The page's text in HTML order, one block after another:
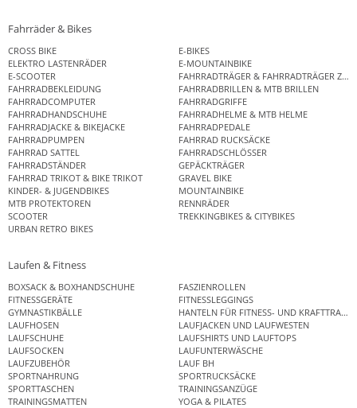
Fahrräder & Bikes
CROSS BIKE
E-BIKES
ELEKTRO LASTENRÄDER
E-MOUNTAINBIKE
E-SCOOTER
FAHRRADTRÄGER & FAHRRADTRÄGER
FAHRRADBEKLEIDUNG
FAHRRADBRILLEN & MTB BRILLEN
FAHRRADCOMPUTER
FAHRRADGRIFFE
FAHRRADHANDSCHUHE
FAHRRADHELME & MTB HELME
FAHRRADJACKE & BIKEJACKE
FAHRRADPEDALE
FAHRRADPUMPEN
FAHRRAD RUCKSÄCKE
FAHRRAD SATTEL
FAHRRADSCHLÖSSER
FAHRRADSTÄNDER
GEPÄCKTRÄGER
FAHRRAD TRIKOT & BIKE TRIKOT
GRAVEL BIKE
KINDER- & JUGENDBIKES
MOUNTAINBIKE
MTB PROTEKTOREN
RENNRÄDER
SCOOTER
TREKKINGBIKES & CITYBIKES
URBAN RETRO BIKES
Laufen & Fitness
BOXSACK & BOXHANDSCHUHE
FASZIENROLLEN
FITNESSGERÄTE
FITNESSLEGGINGS
GYMNASTIKBÄLLE
HANTELN FÜR FITNESS- UND
LAUFHOSEN
LAUFJACKEN UND LAUFWESTEN
LAUFSCHUHE
LAUFSHIRTS UND LAUFTOPS
LAUFSOCKEN
LAUFUNTERWÄSCHE
LAUFZUBEHÖR
LAUF BH
SPORTNAHRUNG
SPORTRUCKSÄCKE
SPORTTASCHEN
TRAININGSANZÜGE
TRAININGSMATTEN
YOGA & PILATES